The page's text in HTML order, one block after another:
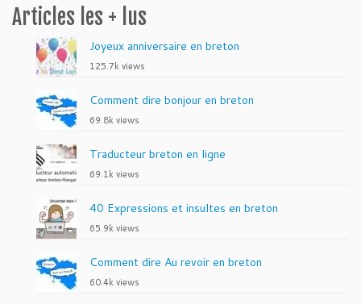
Articles les + lus
Joyeux anniversaire en breton
125.7k views
Comment dire bonjour en breton
69.8k views
Traducteur breton en ligne
69.1k views
40 Expressions et insultes en breton
65.9k views
Comment dire Au revoir en breton
60.4k views